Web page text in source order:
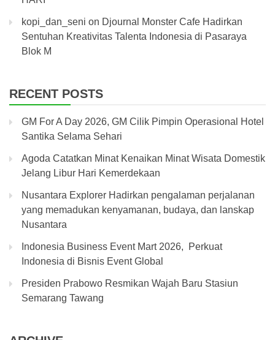
kopi_dan_seni on Djournal Monster Cafe Hadirkan
Sentuhan Kreativitas Talenta Indonesia di Pasaraya
Blok M
RECENT POSTS
GM For A Day 2026, GM Cilik Pimpin Operasional Hotel
Santika Selama Sehari
Agoda Catatkan Minat Kenaikan Minat Wisata Domestik
Jelang Libur Hari Kemerdekaan
Nusantara Explorer Hadirkan pengalaman perjalanan
yang memadukan kenyamanan, budaya, dan lanskap
Nusantara
Indonesia Business Event Mart 2026, Perkuat
Indonesia di Bisnis Event Global
Presiden Prabowo Resmikan Wajah Baru Stasiun
Semarang Tawang